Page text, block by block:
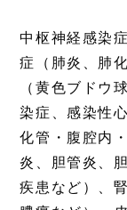
中枢神経感染
症（肺炎、肺
（黄色ブドウ
染症、感染性
化管・腹腔内
炎、胆管炎、
疾患など）、